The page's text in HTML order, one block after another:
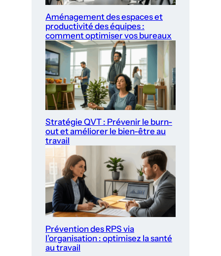
Aménagement des espaces et
productivité des équipes :
comment optimiser vos bureaux
Stratégie QVT : Prévenir le burn-
out et améliorer le bien-être au
travail
Prévention des RPS via
l’organisation : optimisez la santé
au travail